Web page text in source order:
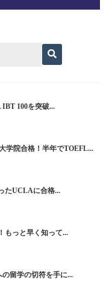
100を突破...
学院合格！半年でTOEFL...
たUCLAに合格...
もっと早く知って...
留学の切符を手に...